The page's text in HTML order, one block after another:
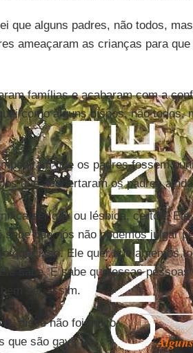
que alguns padres, não todos,
ameaçaram as crianças para
famílias e acabaram com a
como alguns bispos, não todos,
que os padres fossem
que acobertaram os padres
ser gay ou lésbica, certo?”
sabe que nós não podemos julgar
quer isso. Ele quer que amemos
sabe. E sabe que essas
ser assim.
D.disse não foi muito
que são gays ou